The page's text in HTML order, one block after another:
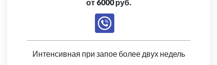
от 6000 руб.
Интенсивная при запое более двух недель